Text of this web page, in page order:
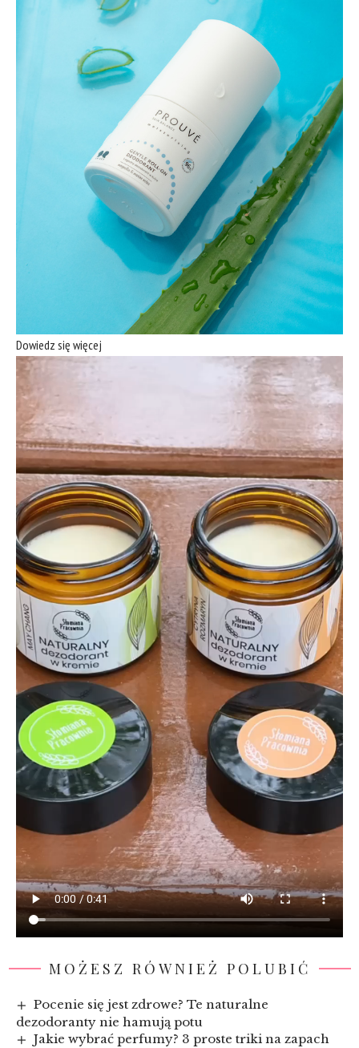
Dowiedz się więcej
MOŻESZ RÓWNIEŻ POLUBIĆ
Pocenie się jest zdrowe? Te naturalne
dezodoranty nie hamują potu
Jakie wybrać perfumy? 3 proste triki na zapach